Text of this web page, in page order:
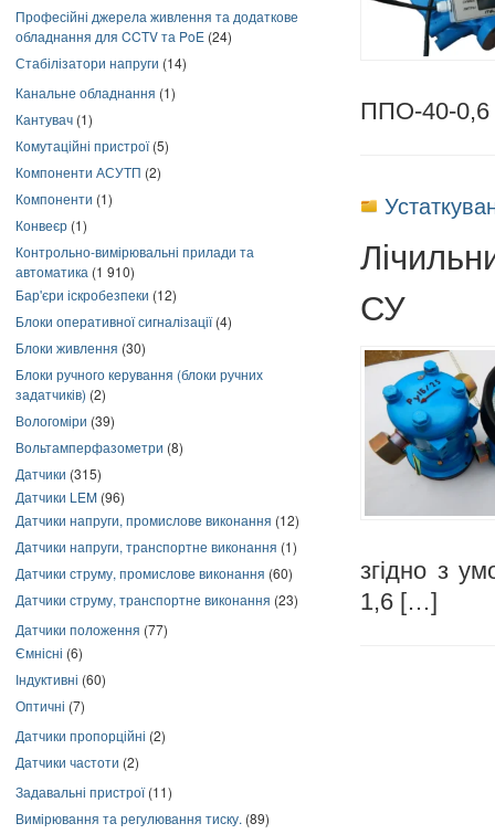
Професійні джерела живлення та додаткове
обладнання для CCTV та PoE (24)
Стабілізатори напруги (14)
Канальне обладнання (1)
Кантувач (1)
Комутаційні пристрої(5)
Компоненти АСУТП (2)
Компоненти (1)
Конвеєр (1)
Контрольно-вимірювальні прилади та
автоматика (1 910)
Бар'єри іскробезпеки (12)
Блоки оперативної сигналізації(4)
Блоки живлення (30)
Блоки ручного керування (блоки ручних
задатчиків) (2)
Вологоміри (39)
Вольтамперфазометри (8)
Датчики (315)
Датчики LEM (96)
Датчики напруги, промислове виконання (12)
Датчики напруги, транспортне виконання (1)
Датчики струму, промислове виконання (60)
Датчики струму, транспортне виконання (23)
Датчики положення (77)
Ємнісні (6)
Індуктивні (60)
Оптичні (7)
Датчики пропорційні (2)
Датчики частоти (2)
Задавальні пристрої(11)
Вимірювання та регулювання тиску. (89)
ППО-40-0,6
СУ
згідно з
1,6 […]